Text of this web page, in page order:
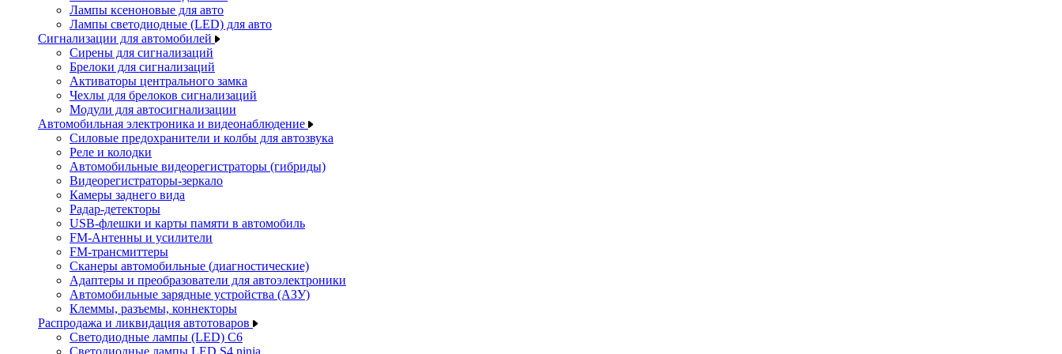
Лампы ксеноновые для авто
Лампы светодиодные (LED) для авто
Сигнализации для автомобилей
Сирены для сигнализаций
Брелоки для сигнализаций
Активаторы центрального замка
Чехлы для брелоков сигнализаций
Модули для автосигнализации
Автомобильная электроника и видеонаблюдение
Силовые предохранители и колбы для автозвука
Реле и колодки
Автомобильные видеорегистраторы (гибриды)
Видеорегистраторы-зеркало
Камеры заднего вида
Радар-детекторы
USB-флешки и карты памяти в автомобиль
FM-Антенны и усилители
FM-трансмиттеры
Сканеры автомобильные (диагностические)
Адаптеры и преобразователи для автоэлектроники
Автомобильные зарядные устройства (АЗУ)
Клеммы, разъемы, коннекторы
Распродажа и ликвидация автотоваров
Светодиодные лампы (LED) C6
Светодиодные лампы LED S4 ninja